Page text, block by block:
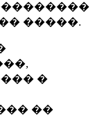
�����.
�
��